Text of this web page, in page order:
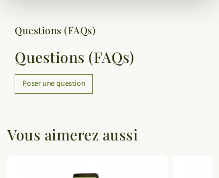
Questions (FAQs)
Questions (FAQs)
Poser une question
Vous aimerez aussi